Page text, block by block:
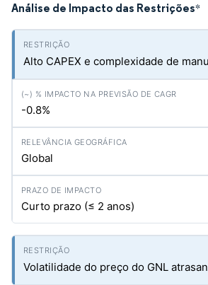
Análise de Impacto das Restrições*
Alto CAPEX e complexidade de
-0.8%
Global
Curto prazo (≤ 2 anos)
Volatilidade do preço do GNL